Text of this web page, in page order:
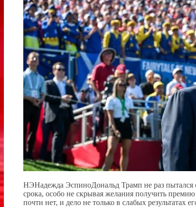
НЭНадежда ЭспиноДональд Трамп не раз пытался
срока, особо не скрывая желания получить
почти нет, и дело не только в слабых результатах